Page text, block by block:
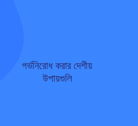
গর্ভনিরোধ করার দেশীয়
উপায়গুলি